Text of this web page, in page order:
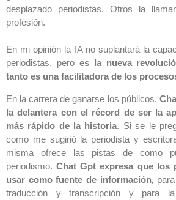
desplazado periodistas. Otros la
profesión.
En mi opinión la IA no suplantará la
periodistas, pero es la nueva
tanto es una facilitadora de los
En la carrera de ganarse los públicos,
la delantera con el récord de ser la
más rápido de la historia. Si se le
como me sugirió la periodista y
misma ofrece las pistas de como
periodismo.Chat Gpt expresa que los
usar como fuente de información,
traducción y transcripción y para